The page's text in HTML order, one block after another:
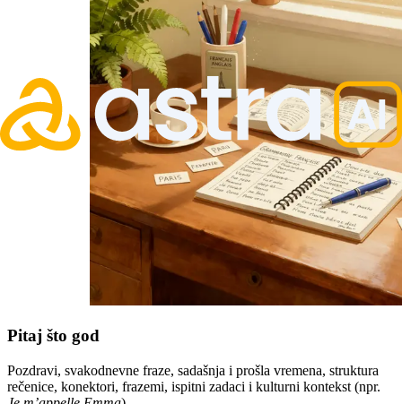
Pitaj što god
Pozdravi, svakodnevne fraze, sadašnja i prošla vremena, struktura
rečenice, konektori, frazemi, ispitni zadaci i kulturni kontekst (npr.